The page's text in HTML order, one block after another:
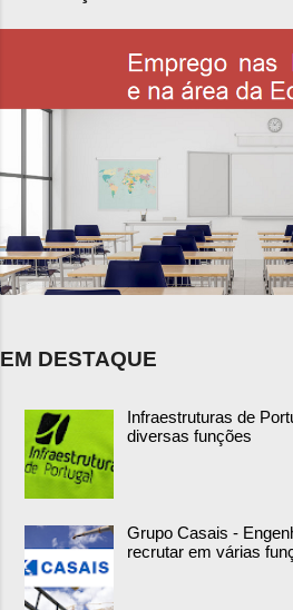
EM DESTAQUE
Infraestruturas de
diversas funções
Grupo Casais -
recrutar em várias